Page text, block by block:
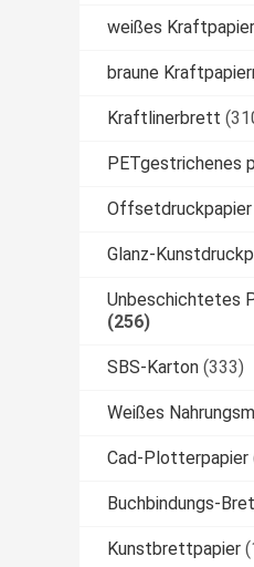
weißes Kraftpapier
braune
Kraftlinerbrett
PETgestrichenes
Offsetdruckpapier
Glanz-
Unbeschichtetes
(256)
SBS-Karton (333)
Weißes
Cad-Plotterpapier
Buchbindungs-
Kunstbrettpapier